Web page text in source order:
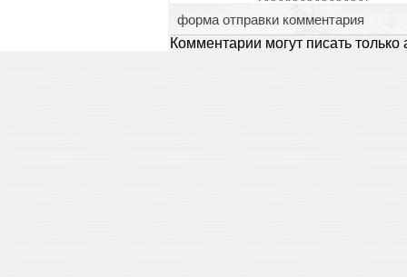
форма отправки комментария
Комментарии могут писать